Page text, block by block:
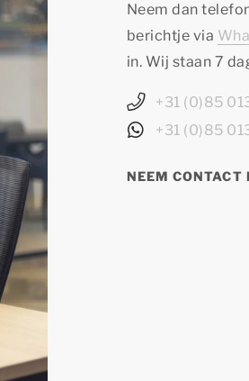
Neem dan
berichtje via
in. Wij staan 7
+31 (0)85
+31 (0)85
NEEM CONTACT